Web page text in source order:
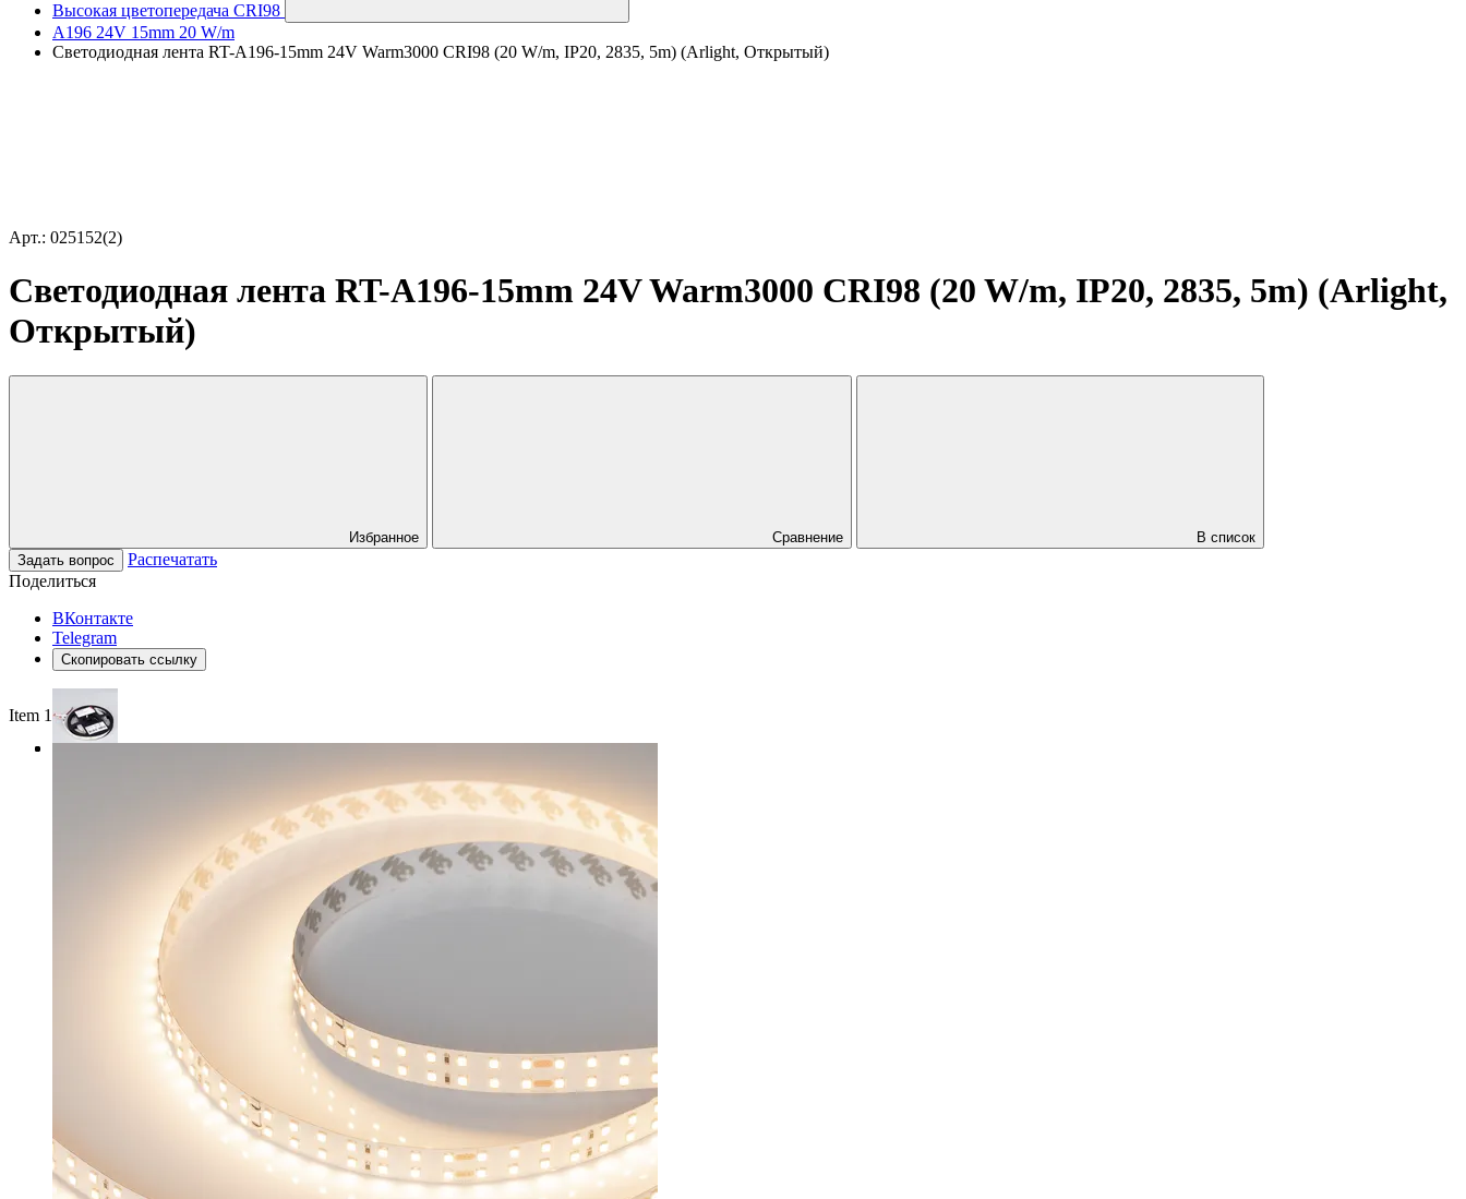
Высокая цветопередача CRI98
A196 24V 15mm 20 W/m
Светодиодная лента RT-A196-15mm 24V Warm3000 CRI98 (20 W/m, IP20, 2835, 5m) (Arlight, Открытый)
Арт.: 025152(2)
Светодиодная лента RT-A196-15mm 24V Warm3000 CRI98 (20 W/m, IP20, 2835, 5m) (Arlight,
Открытый)
Избранное Сравнение
В список
Задать вопрос
Распечатать
Поделиться
ВКонтакте
Telegram
Скопировать ссылку
Item 1 of 3